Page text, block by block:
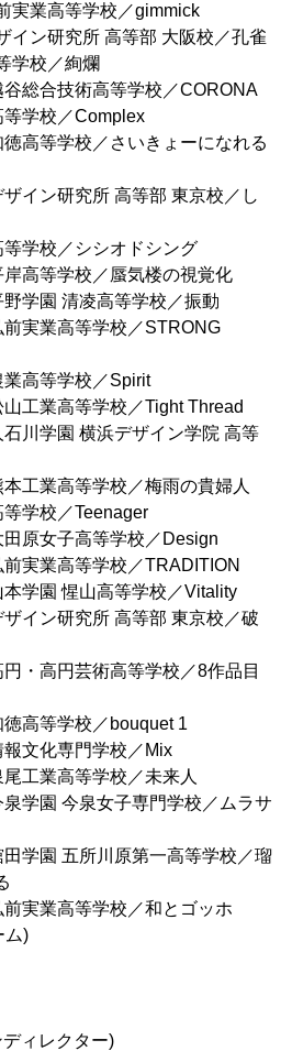
業高等学校／gimmick
ン研究所 高等部 大阪校／孔雀
学校／絢爛
総合技術高等学校／CORONA
学校／Complex
高等学校／さいきょーになれる
イン研究所 高等部 東京校／し
学校／シシオドシング
高等学校／蜃気楼の視覚化
学園 清凌高等学校／振動
実業高等学校／STRONG
高等学校／Spirit
工業高等学校／Tight Thread
川学園 横浜デザイン学院 高等
工業高等学校／梅雨の貴婦人
学校／Teenager
原女子高等学校／Design
実業高等学校／TRADITION
学園 惺山高等学校／Vitality
イン研究所 高等部 東京校／破
・高円芸術高等学校／8作品目
高等学校／bouquet 1
文化専門学校／Mix
工業高等学校／未来人
学園 今泉女子専門学校／ムラサ
学園 五所川原第一高等学校／瑠
実業高等学校／和とゴッホ
ム)
ィレクター)